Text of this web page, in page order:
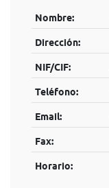
Nombre:
Dirección:
NIF/CIF:
Teléfono:
Email:
Fax:
Horario: